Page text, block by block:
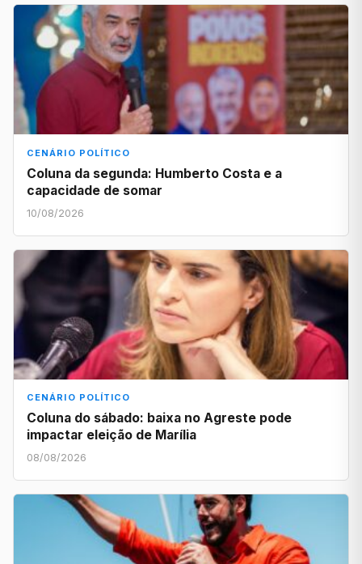
CENÁRIO POLÍTICO
Coluna da segunda: Humberto Costa e a
capacidade de somar
10/08/2026
CENÁRIO POLÍTICO
Coluna do sábado: baixa no Agreste pode
impactar eleição de Marília
08/08/2026